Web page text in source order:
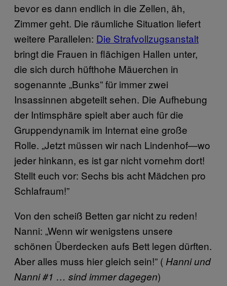
bevor es dann endlich in die Zellen, äh,
Zimmer geht. Die räumliche Situation liefert
weitere Parallelen: Die Strafvollzugsanstalt
bringt die Frauen in flächigen Hallen unter,
die sich durch hüfthohe Mäuerchen in
sogenannte „Bunks” für immer zwei
Insassinnen abgeteilt sehen. Die Aufhebung
der Intimsphäre spielt aber auch für die
Gruppendynamik im Internat eine große
Rolle. „Jetzt müssen wir nach Lindenhof—wo
jeder hinkann, es ist gar nicht vornehm dort!
Stellt euch vor: Sechs bis acht Mädchen pro
Schlafraum!”
Von den scheiß Betten gar nicht zu reden!
Nanni: „Wenn wir wenigstens unsere
schönen Überdecken aufs Bett legen dürften.
Aber alles muss hier gleich sein!” ( Hanni und
Nanni #1 … sind immer dagegen)